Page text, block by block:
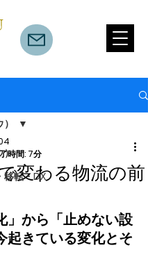
）
転・DX
変わる物流の前
時間: 7分
」から「止めない設
起きている変化とそ